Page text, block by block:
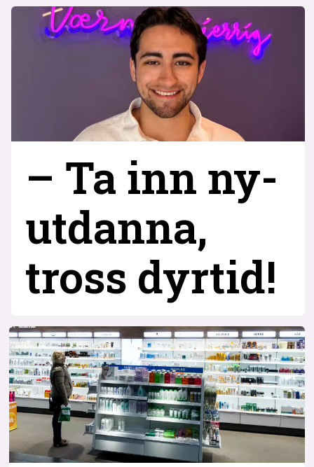
– Ta inn ny­
utdanna,
tross dyrtid!